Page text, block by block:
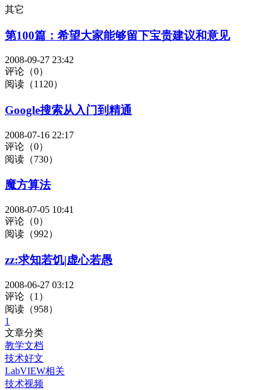
其它
第100篇：希望大家能够留下宝贵建议和意见
2008-09-27 23:42
评论（0）
阅读（1120）
Google搜索从入门到精通
2008-07-16 22:17
评论（0）
阅读（730）
魔方算法
2008-07-05 10:41
评论（0）
阅读（992）
zz:求知若饥|虚心若愚
2008-06-27 03:12
评论（1）
阅读（958）
1
文章分类
教学文档
技术好文
LabVIEW相关
技术视频